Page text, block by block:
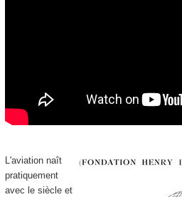
L'aviation naît
pratiquement
avec le siècle et